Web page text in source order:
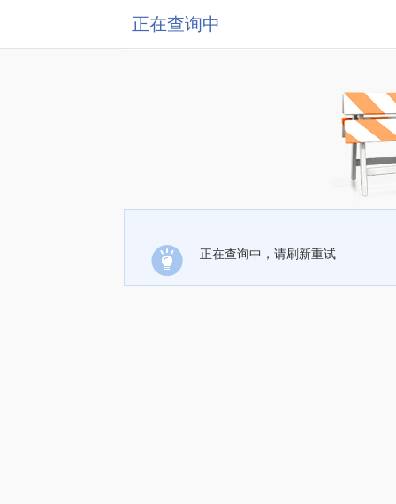
正在查询中
正在查询中，请刷新重试